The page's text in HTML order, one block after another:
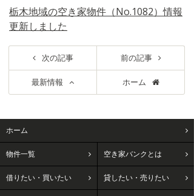
栃木地域の空き家物件（No.1082）情報
更新しました
次の記事 前の記事
最新情報 ホーム
ホーム
物件一覧 空き家バンクとは
借りたい・買いたい 貸したい・売りたい